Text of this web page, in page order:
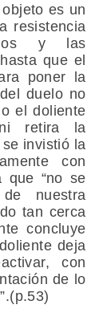
es un
resistencia
y las
que el
poner la
duelo no
el doliente
retira la
invistió la
con
que “no se
nuestra
tan cerca
concluye
deja
con
de lo